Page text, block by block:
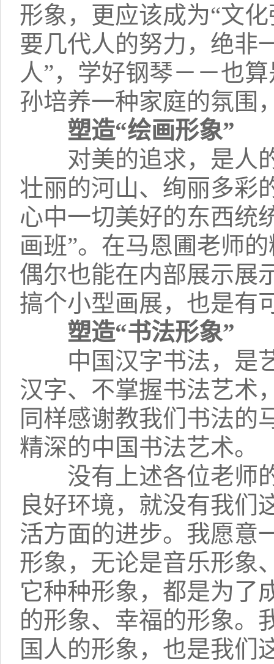
形象，更应该成为“文
要几代人的努力，绝非
人”，学好钢琴－－也
孙培养一种家庭的氛围
塑造“绘画形象”
对美的追求，是人的
壮丽的河山、绚丽多彩
心中一切美好的东西统
画班”。在马恩圃老师
偶尔也能在内部展示展
搞个小型画展，也是有
塑造“书法形象”
中国汉字书法，是艺
汉字、不掌握书法艺术
同样感谢教我们书法的
精深的中国书法艺术。
没有上述各位老师的
良好环境，就没有我们
活方面的进步。我愿意
形象，无论是音乐形象
它种种形象，都是为了
的形象、幸福的形象。
国人的形象，也是我们